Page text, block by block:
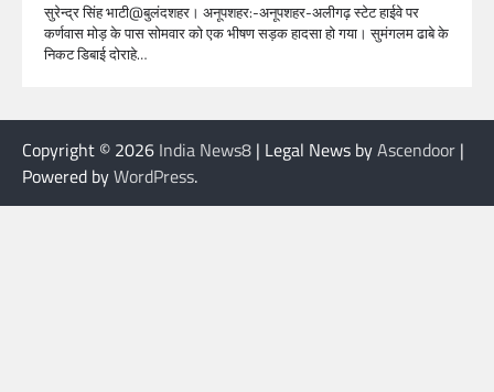
सुरेन्द्र सिंह भाटी@बुलंदशहर। अनूपशहर:-अनूपशहर-अलीगढ़ स्टेट हाईवे पर
कर्णवास मोड़ के पास सोमवार को एक भीषण सड़क हादसा हो गया। सुमंगलम ढाबे के
निकट डिबाई दोराहे…
Copyright © 2026 India News8 | Legal News byAscendoor |
Powered byWordPress.